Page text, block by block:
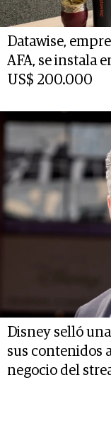
Datawise,
AFA, se instala
US$ 200.000
Disney selló
sus contenidos
negocio del